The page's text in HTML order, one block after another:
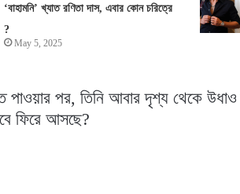
‘বাহামনি’ খ্যাত রণিতা দাস, এবার কোন চরিত্রে
?
May 5, 2025
পাওয়ার পর, তিনি আবার দৃশ্য থেকে
ফিরে আসছে?